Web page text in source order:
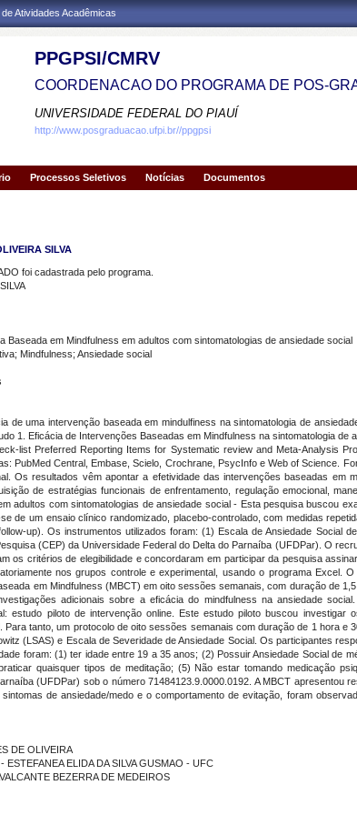
Atividades Acadêmicas
PPGPSI/CMRV
COORDENACAO DO PROGRAMA DE POS-
UNIVERSIDADE FEDERAL DO PIAUÍ
http://www.posgraduacao.ufpi.br//ppgpsi
Processos Seletivos Notícias Documentos
SILVA
foi cadastrada pelo programa.
Baseada em Mindfulness em adultos com sintomatologias de ansiedade social
Mindfulness; Ansiedade social
de uma intervenção baseada em mindulfiness na sintomatologia de
1. Eficácia de Intervenções Baseadas em Mindfulness na sintomatologia
list Preferred Reporting Items for Systematic review and Meta-Analysis
PubMed Central, Embase, Scielo, Crochrane, PsycInfo e Web of Science.
Os resultados vêm apontar a efetividade das intervenções baseadas em
de estratégias funcionais de enfrentamento, regulação emocional,
adultos com sintomatologias de ansiedade social - Esta pesquisa buscou
de um ensaio clínico randomizado, placebo-controlado, com medidas
up). Os instrumentos utilizados foram: (1) Escala de Ansiedade Social
(CEP) da Universidade Federal do Delta do Parnaíba (UFDPar). O
os critérios de elegibilidade e concordaram em participar da pesquisa
nos grupos controle e experimental, usando o programa Excel.
em Mindfulness (MBCT) em oito sessões semanais, com duração de
adicionais sobre a eficácia do mindfulness na ansiedade
estudo piloto de intervenção online. Este estudo piloto buscou
Para tanto, um protocolo de oito sessões semanais com duração de 1 hora e
(LSAS) e Escala de Severidade de Ansiedade Social. Os participantes
foram: (1) ter idade entre 19 a 35 anos; (2) Possuir Ansiedade Social de
quaisquer tipos de meditação; (5) Não estar tomando medicação
(UFDPar) sob o número 71484123.9.0000.0192. A MBCT
de ansiedade/medo e o comportamento de evitação, foram
DE OLIVEIRA
ELIDA DA SILVA GUSMAO - UFC
BEZERRA DE MEDEIROS